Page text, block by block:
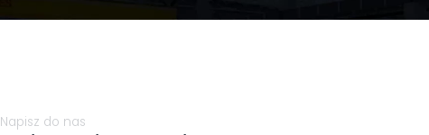
Napisz do nas